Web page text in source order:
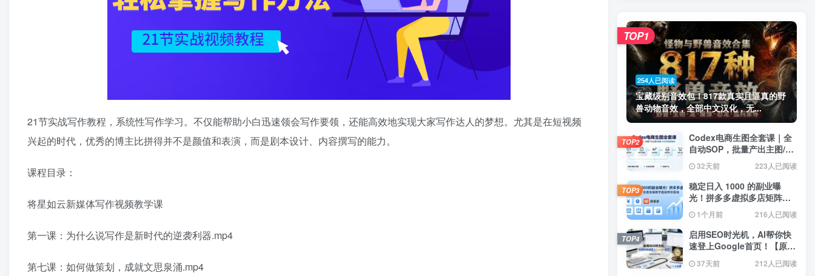
21节实战写作教程，系统性写作学习。不仅能帮助小白迅速领会写作要领，还能高效地实现大家写作达人的梦想。尤其是在短视频
兴起的时代，优秀的博主比拼得并不是颜值和表演，而是剧本设计、内容撰写的能力。
课程目录：
将星如云新媒体写作视频教学课
第一课：为什么说写作是新时代的逆袭利器.mp4
第七课：如何做策划，成就文思泉涌.mp4
254人已阅读
宝藏级别音效包！817款真实且逼真的野
兽动物音效，全部中文汉化，无...
TOP1
Codex电商生图全套课｜全
自动SOP，批量产出主图/海
报/小红书封面素材
32天前 223人已阅读
TOP2
稳定日入 1000 的副业曝
光！拼多多虚拟多店矩阵，
全套实操教学直接带你落地
1个月前 216人已阅读
TOP3
启用SEO时光机，AI帮你快
速登上Google首页！【原创
双语字幕】
37天前 212人已阅读
TOP4